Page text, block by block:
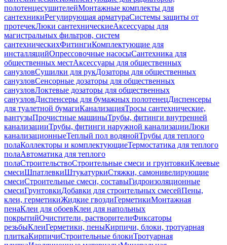
полотенцесушителейМонтажные комплекты для
сантехникиРегулирующая арматураСистемы защиты от
протечекЛюки сантехническиеАксессуары для
магистральных фильтров, систем
сантехническихФитингиКомплектующие для
инсталляцийОпрессовочные насосыСантехника для
общественных местАксессуары для общественных
санузловСушилки для рукДозаторы для общественных
санузловСенсорные дозаторы для общественных
санузловЛоктевые дозаторы для общественных
санузловДиспенсеры для бумажных полотенецДиспенсеры
для туалетной бумагиКанализацияТросы сантехнические,
вантузыПрочистные машиныТрубы, фитинги внутренней
канализацииТрубы, фитинги наружной канализацииЛюки
канализационныеТеплый пол водянойТрубы для теплого
полаКоллекторы и комплектующиеТермостатика для теплого
полаАвтоматика для теплого
полаСтроительствоСтроительные смеси и грунтовкиКлеевые
смесиШпатлевкиШтукатуркиСтяжки, самонивелирующие
смесиСтроительные смеси, составыГидроизоляционные
смесиГрунтовкиДобавки для строительных смесейПены,
клеи, герметикиЖидкие гвоздиГерметикиМонтажная
пенаКлеи для обоевКлеи для напольных
покрытийОчистители, растворителиФиксаторы
резьбыКлеиГерметики, пеныКирпичи, блоки, тротуарная
плиткаКирпичиСтроительные блокиТротуарная